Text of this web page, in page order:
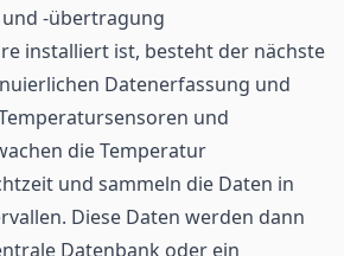
-übertragung
installiert ist, besteht der nächste
Datenerfassung und
und
die Temperatur
und sammeln die Daten in
Diese Daten werden dann
Datenbank oder ein